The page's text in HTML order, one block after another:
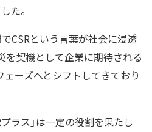
た。
CSRという言葉が社会に浸透
を契機として企業に期待される
ーズへとシフトしてきており
ラス」は一定の役割を果たし